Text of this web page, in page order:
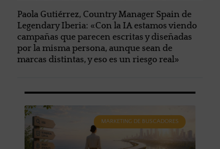
Paola Gutiérrez, Country Manager Spain de
Legendary Iberia: «Con la IA estamos viendo
campañas que parecen escritas y diseñadas
por la misma persona, aunque sean de
marcas distintas, y eso es un riesgo real»
MARKETING DE BUSCADORES